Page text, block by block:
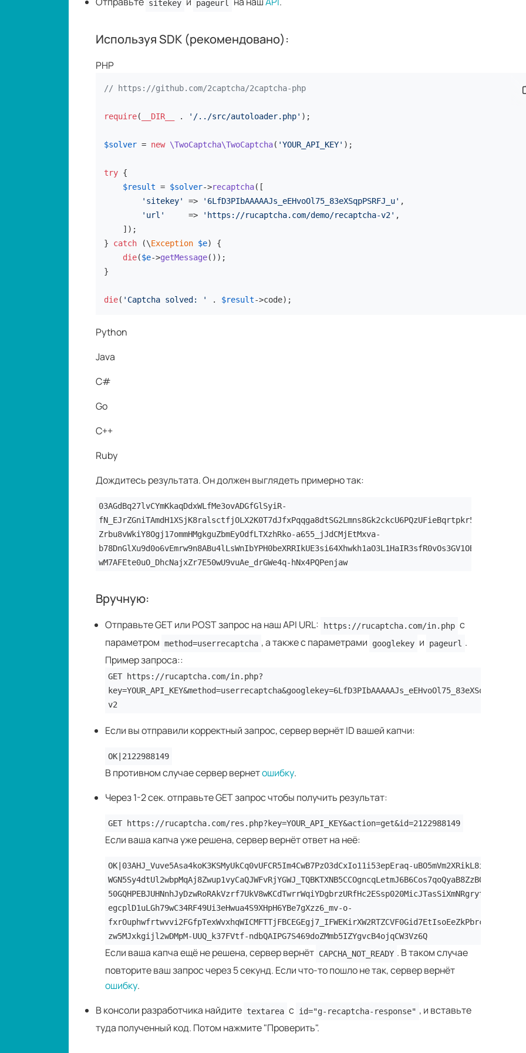
sitekey pageurl
Используя SDK (рекомендовано):
PHP
// https://github.com/2captcha/2captcha-php
require( __DIR__ . '/../src/autoloader.php' );
$solver = new \TwoCaptcha\TwoCaptcha( 'YOUR_API_KEY' );
try {
$result = $solver->recaptcha([
'sitekey'
=> '6LfD3PIbAAAAAJs_eEHvoOl75_83eXSqpPSRFJ_u' ,
'url'
     =>
'https://rucaptcha.com/demo/recaptcha-v2' ,
    ]);
} catch (\Exception $e) {
die($e->getMessage());
}
die( 'Captcha solved: ' . $result->code);
Python
Java
C#
Go
C++
Ruby
Дождитесь результата. Он должен выглядеть примерно так:
03AGdBq27lvCYmKkaqDdxWLfMe3ovADGfGlSyiR-
Zrbu8vWkiY8Ogj17ommHMgkguZbmEyOdfLTXzhRko-a655_jJdCMjEtMxva-
wM7AFEte0uO_DhcNajxZr7E50wU9vuAe_drGWe4q-hNx4PQPenjaw
Вручную:
Отправьте GET или POST запрос на наш API URL: https://rucaptcha.com/in.php с
параметром method=userrecaptcha , а также с параметрами googlekey и pageurl .
Пример запроса::
GET https://rucaptcha.com/in.php?
v2
Если вы отправили корректный запрос, сервер вернёт ID вашей капчи:
OK|2122988149
В противном случае сервер вернетошибку.
Через 1-2 сек. отправьте GET запрос чтобы получить результат:
GET https://rucaptcha.com/res.php?key=YOUR_API_KEY&action=get&id=2122988149
Если ваша капча уже решена, сервер вернёт ответ на неё:
OK|03AHJ_Vuve5Asa4koK3KSMyUkCq0vUFCR5Im4CwB7PzO3dCxIo11i53epEraq-
50GQHPEBJUHNnhJyDzwRoRAkVzrf7UkV8wKCdTwrrWqiYDgbrzURfHc2ESsp020MicJTasSiXmNRgryt-
egcplD1uLGh79wC34RF49Ui3eHwua4S9XHpH6YBe7gXzz6_mv-o-
zw5MJxkgijl2wDMpM-UUQ_k37FVtf-ndbQAIPG7S469doZMmb5IZYgvcB4ojqCW3Vz6Q
Если ваша капча ещё не решена, сервер вернёт CAPCHA_NOT_READY . В таком случае
повторите ваш запрос через 5 секунд. Если что-то пошло не так, сервер вернёт
ошибку.
В консоли разработчика найдите textarea с id="g-recaptcha-response" , и вставьте
туда полученный код. Потом нажмите "Проверить".